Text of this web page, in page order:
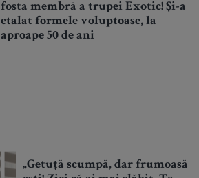
fosta membră a trupei Exotic! Și-a
etalat formele voluptoase, la
aproape 50 de ani
„Getuță scumpă, dar frumoasă